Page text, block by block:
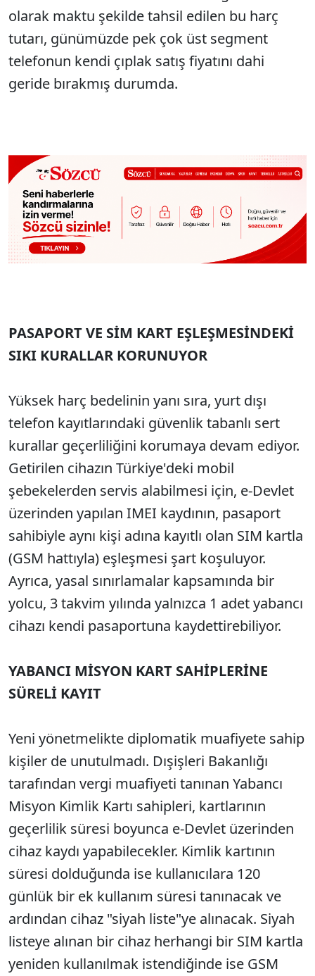
olarak maktu şekilde tahsil edilen bu harç
tutarı, günümüzde pek çok üst segment
telefonun kendi çıplak satış fiyatını dahi
geride bırakmış durumda.
PASAPORT VE SİM KART EŞLEŞMESİNDEKİ
SIKI KURALLAR KORUNUYOR
Yüksek harç bedelinin yanı sıra, yurt dışı
telefon kayıtlarındaki güvenlik tabanlı sert
kurallar geçerliliğini korumaya devam ediyor.
Getirilen cihazın Türkiye'deki mobil
şebekelerden servis alabilmesi için, e-Devlet
üzerinden yapılan IMEI kaydının, pasaport
sahibiyle aynı kişi adına kayıtlı olan SIM kartla
(GSM hattıyla) eşleşmesi şart koşuluyor.
Ayrıca, yasal sınırlamalar kapsamında bir
yolcu, 3 takvim yılında yalnızca 1 adet yabancı
cihazı kendi pasaportuna kaydettirebiliyor.
YABANCI MİSYON KART SAHİPLERİNE
SÜRELİ KAYIT
Yeni yönetmelikte diplomatik muafiyete sahip
kişiler de unutulmadı. Dışişleri Bakanlığı
tarafından vergi muafiyeti tanınan Yabancı
Misyon Kimlik Kartı sahipleri, kartlarının
geçerlilik süresi boyunca e-Devlet üzerinden
cihaz kaydı yapabilecekler. Kimlik kartının
süresi dolduğunda ise kullanıcılara 120
günlük bir ek kullanım süresi tanınacak ve
ardından cihaz "siyah liste"ye alınacak. Siyah
listeye alınan bir cihaz herhangi bir SIM kartla
yeniden kullanılmak istendiğinde ise GSM